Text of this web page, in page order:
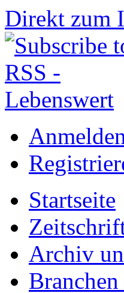
Direkt zum
Startseite
Archiv